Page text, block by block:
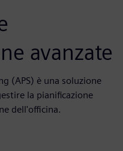
avanzate
(APS) è una soluzione
la pianificazione
dell'officina.